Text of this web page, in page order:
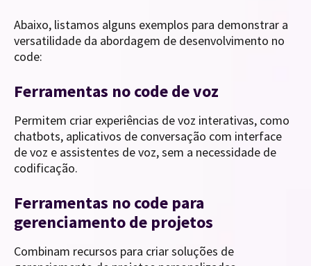
Abaixo, listamos alguns exemplos para demonstrar a
versatilidade da abordagem de desenvolvimento no
code:
Ferramentas no code de voz
Permitem criar experiências de voz interativas, como
chatbots, aplicativos de conversação com interface
de voz e assistentes de voz, sem a necessidade de
codificação.
Ferramentas no code para
gerenciamento de projetos
Combinam recursos para criar soluções de